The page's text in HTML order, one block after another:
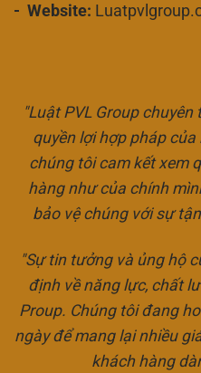
- Website:
"Luật PVL Group
quyền lợi hợp pháp
chúng tôi cam kết xem
hàng như của chính
bảo vệ chúng với sự
"Sự tin tưởng và ủng hộ
định về năng lực, chất
Proup. Chúng tôi đang
ngày để mang lại nhiều
khách hàng